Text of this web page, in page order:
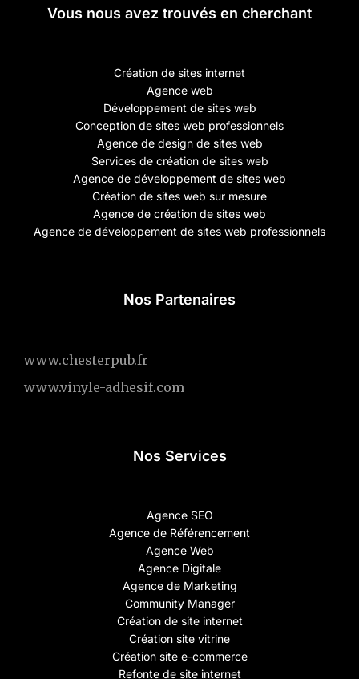
Vous nous avez trouvés en cherchant
Création de sites internet
Agence web
Développement de sites web
Conception de sites web professionnels
Agence de design de sites web
Services de création de sites web
Agence de développement de sites web
Création de sites web sur mesure
Agence de création de sites web
Agence de développement de sites web professionnels
Nos Partenaires
www.chesterpub.fr
www.vinyle-adhesif.com
Nos Services
Agence SEO
Agence de Référencement
Agence Web
Agence Digitale
Agence de Marketing
Community Manager
Création de site internet
Création site vitrine
Création site e-commerce
Refonte de site internet